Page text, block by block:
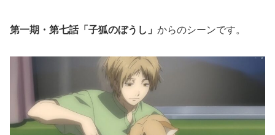
第一期・第七話「子狐のぼうし」 からのシーンです。